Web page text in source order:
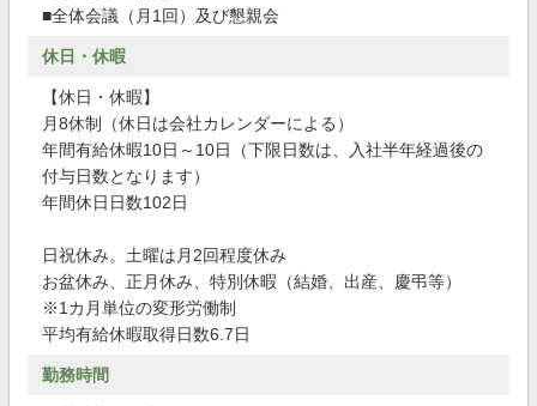
■全体会議（月1回）及び懇親会
休日・休暇
【休日・休暇】
月8休制（休日は会社カレンダーによる）
年間有給休暇10日～10日（下限日数は、入社半年経過後の
付与日数となります）
年間休日日数102日
日祝休み。土曜は月2回程度休み
お盆休み、正月休み、特別休暇（結婚、出産、慶弔等）
※1カ月単位の変形労働制
平均有給休暇取得日数6.7日
勤務時間